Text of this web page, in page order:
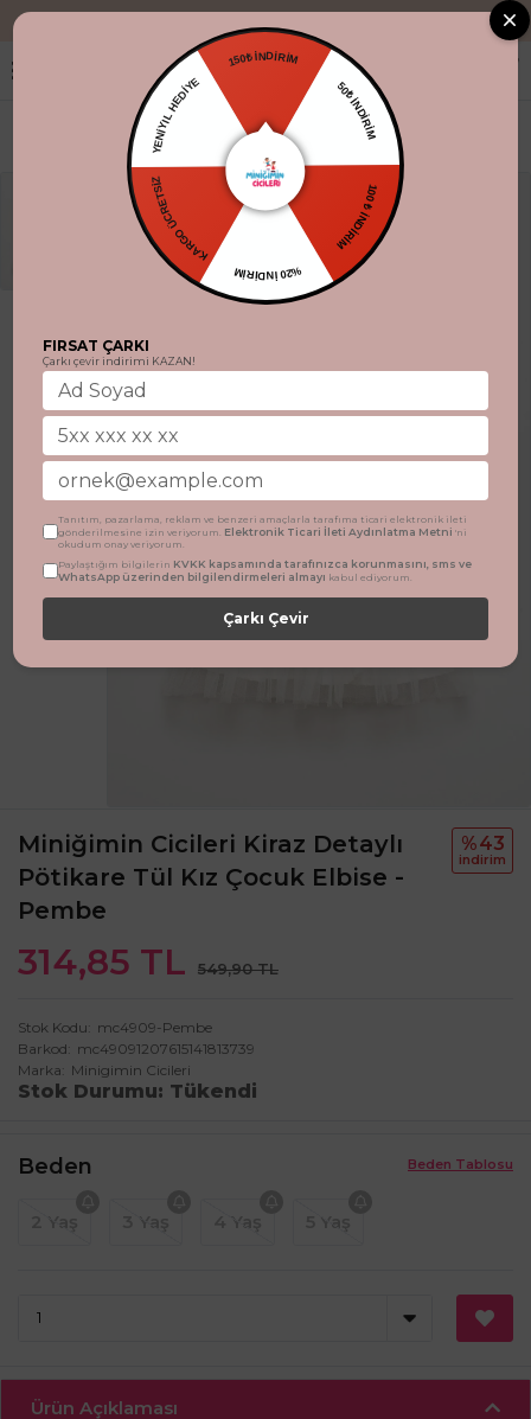
"Aynı gün
Miniğimin Cicileri Kiraz Detaylı
Pötikare Tül Kız Çocuk Elbise -
Pembe
314,85 TL 549,90 TL
%43
i̇ndi̇ri̇m
Stok Kodu
mc4909-Pembe
Barkod
mc49091207615141813739
Marka
Minigimin Cicileri
Stok Durumu Tükendi
Beden Tablosu
Beden
Ürün Açıklaması
150₺ İNDİRİM
50₺ İNDİRİM
100 ₺ İNDİRİM
%20 İNDİRİM
KARGO ÜCRETSİZ
YENİYIL HEDİYE
FIRSAT ÇARKI
Çarkı çevir indirimi KAZAN!
Tanıtım, pazarlama, reklam ve benzeri amaçlarla tarafıma ticari elektronik ileti
gönderilmesine izin veriyorum. Elektronik Ticari İleti Aydınlatma Metni 'ni
okudum onay veriyorum.
Paylaştığım bilgilerin KVKK kapsamında tarafınızca korunmasını, sms ve
WhatsApp üzerinden bilgilendirmeleri almayı kabul ediyorum.
Çarkı Çevir